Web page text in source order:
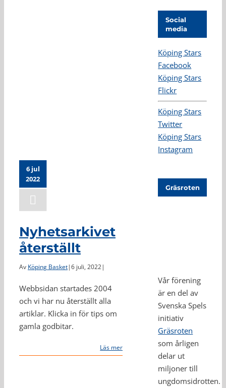
6 jul
2022
Nyhetsarkivet
återställt
Av Köping Basket|6 juli, 2022|
Webbsidan startades 2004
och vi har nu återställt alla
artiklar. Klicka in för tips om
gamla godbitar.
Läs mer
Social
media
Köping Stars
Facebook
Köping Stars
Flickr
Köping Stars
Twitter
Köping Stars
Instagram
Gräsroten
Vår förening
är en del av
Svenska Spels
initiativ
Gräsroten
som årligen
delar ut
miljoner till
ungdomsidrotten.